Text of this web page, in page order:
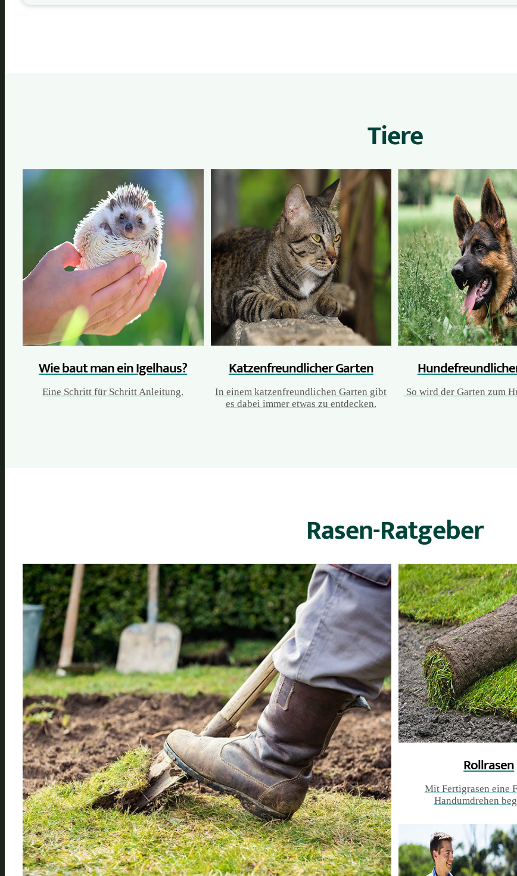
Tiere
Wie baut man ein Igelhaus?
Eine Schritt für Schritt Anleitung.
Katzenfreundlicher Garten
In einem katzenfreundlichen Garten gibt
es dabei immer etwas zu entdecken.
So wird der Garten zum
Rasen-Ratgeber
Rollrasen
Mit Fertigrasen eine
Handumdrehen